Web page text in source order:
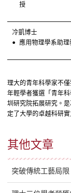
其他文章
突破傳統工藝局
授
冷凱博士
應用物理學系助理
理大的⻘年科學家不
年輕學者獲選「⻘年
圳研究院拓展研究。
定了大學的卓越科研實